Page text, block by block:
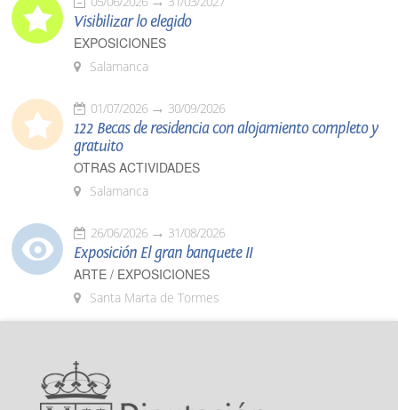
Visibilizar lo elegido
EXPOSICIONES
Salamanca
01/07/2026 30/09/2026
122 Becas de residencia con alojamiento completo y
gratuito
OTRAS ACTIVIDADES
Salamanca
26/06/2026 31/08/2026
Exposición El gran banquete II
ARTE / EXPOSICIONES
Santa Marta de Tormes